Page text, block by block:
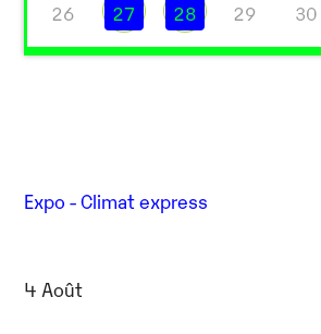
26 27 28 29 30
Expo - Climat express
4 Août